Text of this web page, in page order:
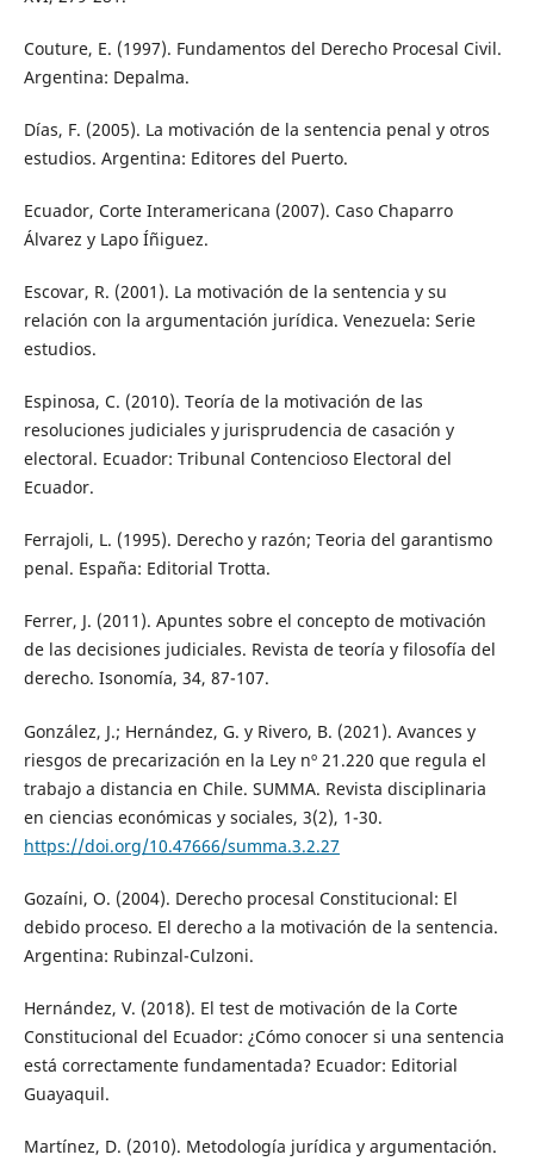
Couture, E. (1997). Fundamentos del Derecho Procesal Civil.
Argentina: Depalma.
Días, F. (2005). La motivación de la sentencia penal y otros
estudios. Argentina: Editores del Puerto.
Ecuador, Corte Interamericana (2007). Caso Chaparro
Álvarez y Lapo Íñiguez.
Escovar, R. (2001). La motivación de la sentencia y su
relación con la argumentación jurídica. Venezuela: Serie
estudios.
Espinosa, C. (2010). Teoría de la motivación de las
resoluciones judiciales y jurisprudencia de casación y
electoral. Ecuador: Tribunal Contencioso Electoral del
Ecuador.
Ferrajoli, L. (1995). Derecho y razón; Teoria del garantismo
penal. España: Editorial Trotta.
Ferrer, J. (2011). Apuntes sobre el concepto de motivación
de las decisiones judiciales. Revista de teoría y filosofía del
derecho. Isonomía, 34, 87-107.
González, J.; Hernández, G. y Rivero, B. (2021). Avances y
riesgos de precarización en la Ley nº 21.220 que regula el
trabajo a distancia en Chile. SUMMA. Revista disciplinaria
en ciencias económicas y sociales, 3(2), 1-30.
https://doi.org/10.47666/summa.3.2.27
Gozaíni, O. (2004). Derecho procesal Constitucional: El
debido proceso. El derecho a la motivación de la sentencia.
Argentina: Rubinzal-Culzoni.
Hernández, V. (2018). El test de motivación de la Corte
Constitucional del Ecuador: ¿Cómo conocer si una sentencia
está correctamente fundamentada? Ecuador: Editorial
Guayaquil.
Martínez, D. (2010). Metodología jurídica y argumentación.